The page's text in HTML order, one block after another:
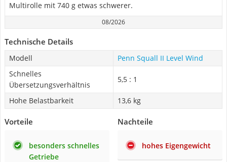
Multirolle mit 740 g etwas schwerer.
08/2026
Technische Details
Modell
Penn Squall II Level Wind
Schnelles
Übersetzungsverhältnis
5,5 : 1
Hohe Belastbarkeit 13,6 kg
Vorteile
besonders schnelles
Getriebe
Nachteile
hohes Eigengewicht